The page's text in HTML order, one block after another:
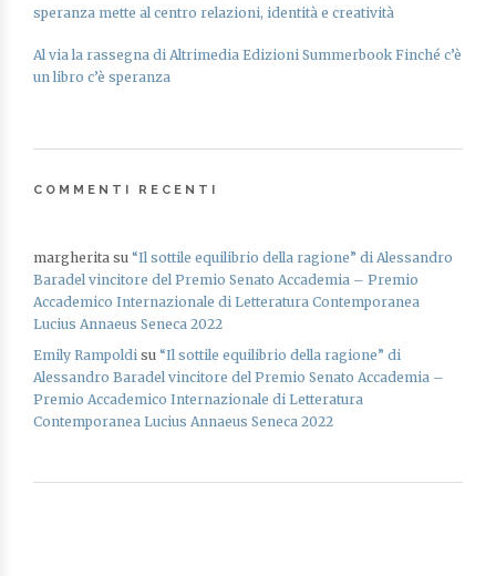
speranza mette al centro relazioni, identità e creatività
Al via la rassegna di Altrimedia Edizioni Summerbook Finché c’è
un libro c’è speranza
COMMENTI RECENTI
margherita su “Il sottile equilibrio della ragione” di Alessandro
Baradel vincitore del Premio Senato Accademia – Premio
Accademico Internazionale di Letteratura Contemporanea
Lucius Annaeus Seneca 2022
Emily Rampoldi su “Il sottile equilibrio della ragione” di
Alessandro Baradel vincitore del Premio Senato Accademia –
Premio Accademico Internazionale di Letteratura
Contemporanea Lucius Annaeus Seneca 2022